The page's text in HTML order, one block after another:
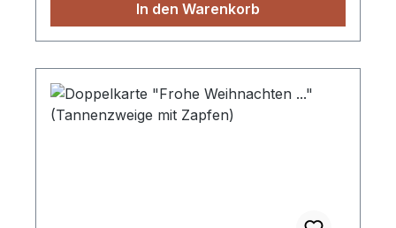
In den Warenkorb